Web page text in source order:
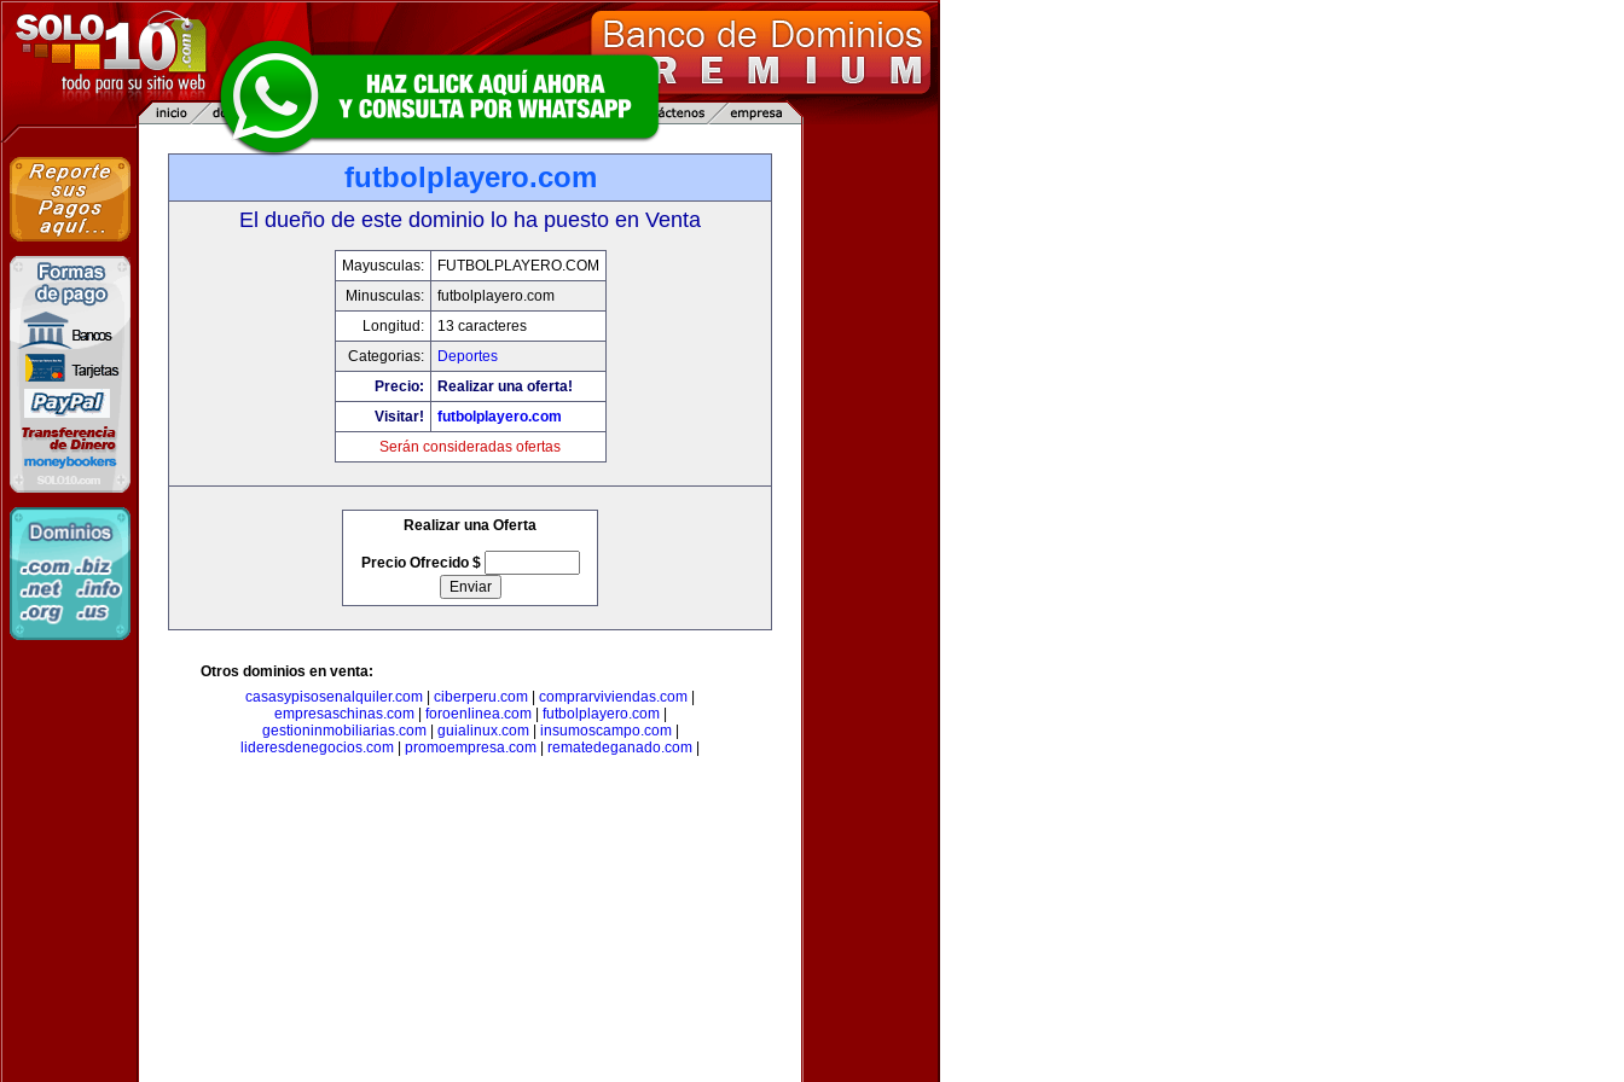
futbolplayero.com
El dueño de este dominio lo ha puesto en Venta
Mayusculas:
FUTBOLPLAYERO.COM
Minusculas:
futbolplayero.com
Longitud:
13 caracteres
Categorias:
Deportes
Precio:
Realizar una oferta!
Visitar!
futbolplayero.com
Serán consideradas ofertas
Realizar una Oferta
Precio Ofrecido $
Otros dominios en venta:
casasypisosenalquiler.com
ciberperu.com comprarviviendas.com
empresaschinas.com| foroenlinea.com| futbolplayero.com|
gestioninmobiliarias.com| guialinux.com| insumoscampo.com|
lideresdenegocios.com
promoempresa.com rematedeganado.com